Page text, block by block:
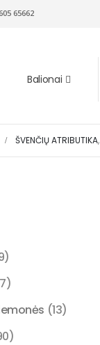
65662
Balionai
ŠVENČIŲ ATRIBUTIKA,
(13)